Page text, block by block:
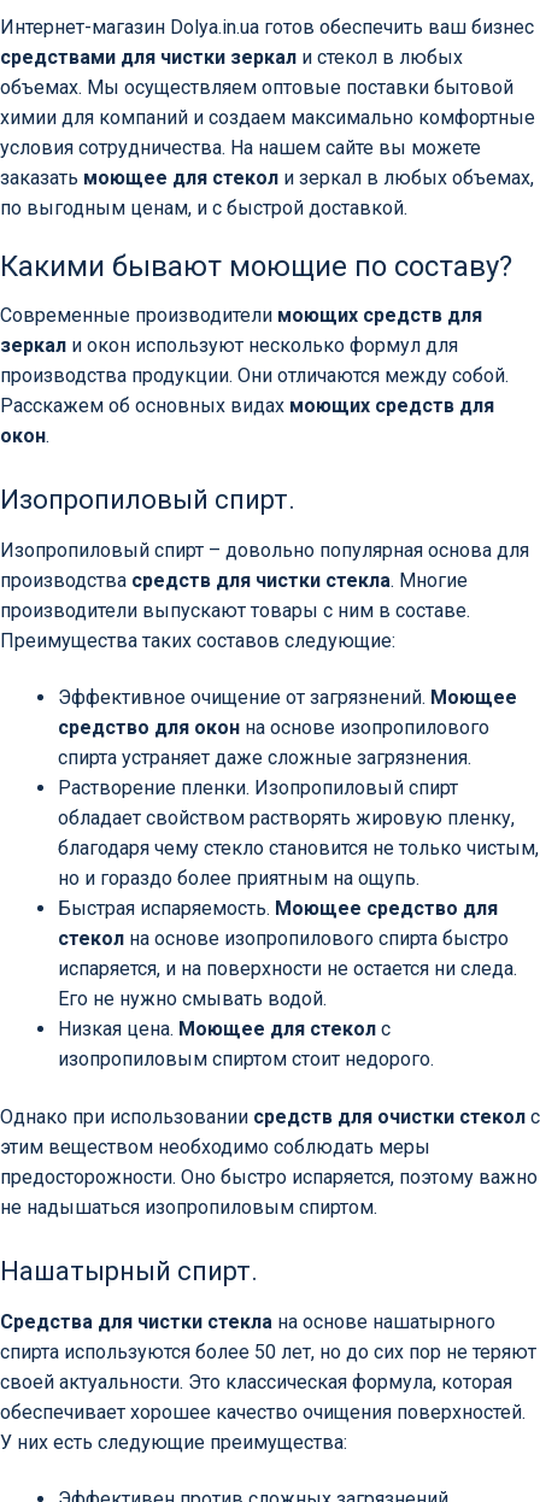
Интернет-магазин Dolya.in.ua готов обеспечить ваш бизнес
средствами для чистки зеркал и стекол в любых
объемах. Мы осуществляем оптовые поставки бытовой
химии для компаний и создаем максимально комфортные
условия сотрудничества. На нашем сайте вы можете
заказать моющее для стекол и зеркал в любых объемах,
по выгодным ценам, и с быстрой доставкой.
Какими бывают моющие по составу?
Современные производители моющих средств для
зеркал и окон используют несколько формул для
производства продукции. Они отличаются между собой.
Расскажем об основных видах моющих средств для
окон.
Изопропиловый спирт.
Изопропиловый спирт – довольно популярная основа для
производства средств для чистки стекла. Многие
производители выпускают товары с ним в составе.
Преимущества таких составов следующие:
Эффективное очищение от загрязнений. Моющее
средство для окон на основе изопропилового
спирта устраняет даже сложные загрязнения.
Растворение пленки. Изопропиловый спирт
обладает свойством растворять жировую пленку,
благодаря чему стекло становится не только чистым,
но и гораздо более приятным на ощупь.
Быстрая испаряемость. Моющее средство для
стекол на основе изопропилового спирта быстро
испаряется, и на поверхности не остается ни следа.
Его не нужно смывать водой.
Низкая цена. Моющее для стекол с
изопропиловым спиртом стоит недорого.
Однако при использовании средств для очистки стекол с
этим веществом необходимо соблюдать меры
предосторожности. Оно быстро испаряется, поэтому важно
не надышаться изопропиловым спиртом.
Нашатырный спирт.
Средства для чистки стекла на основе нашатырного
спирта используются более 50 лет, но до сих пор не теряют
своей актуальности. Это классическая формула, которая
обеспечивает хорошее качество очищения поверхностей.
У них есть следующие преимущества: